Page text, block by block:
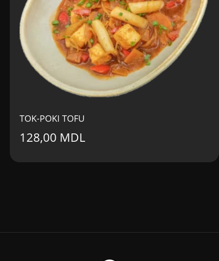
TOK-POKI TOFU
128,00 MDL